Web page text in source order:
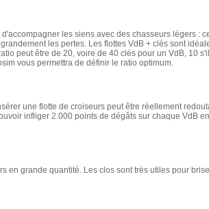
les siens avec des chasseurs légers :
les pertes. Les flottes VdB + clés sont
peut être de 20, voire de 40 clés pour un VdB, 10
vous permettra de définir le ratio optimum.
une flotte de croiseurs peut être réellement
infliger 2.000 points de dégâts sur chaque VdB
grande quantité. Les clos sont très utiles pour